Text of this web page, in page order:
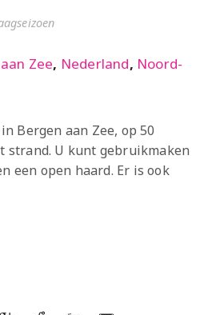
Zee, Nederland, Noord-
Bergen aan Zee, op 50
strand. U kunt gebruikmaken
een open haard. Er is ook